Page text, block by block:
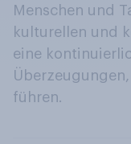
Menschen und
kulturellen und
eine
führen.